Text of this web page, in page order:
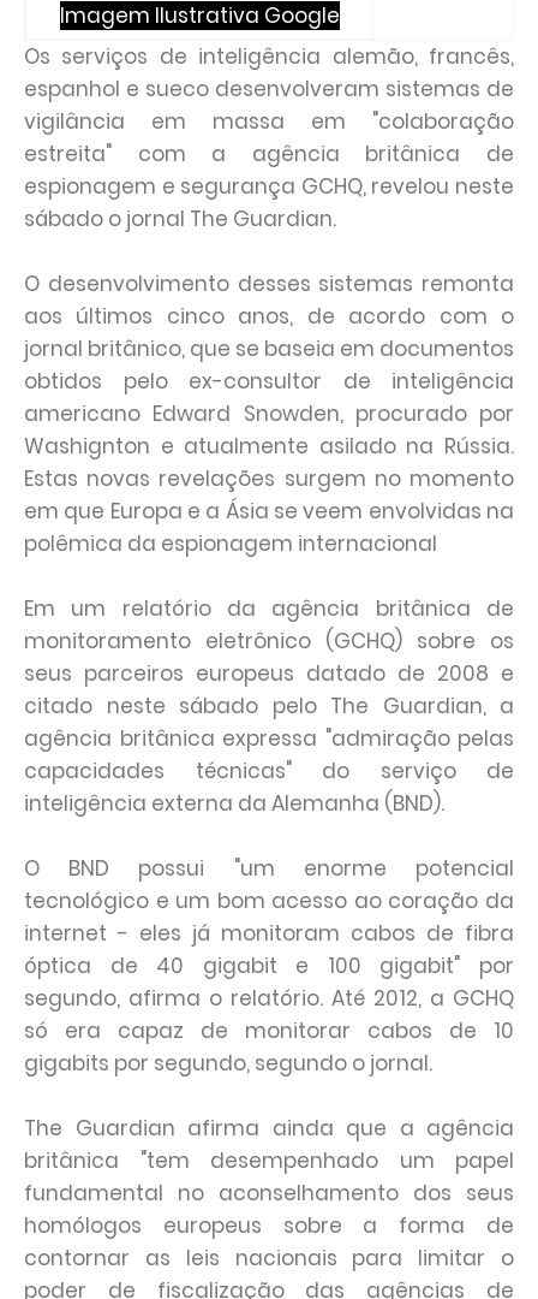
Imagem Ilustrativa Google
Os serviços de inteligência alemão, francês,
espanhol e sueco desenvolveram sistemas de
vigilância em massa em "colaboração
estreita" com a agência britânica de
espionagem e segurança GCHQ, revelou neste
sábado o jornal The Guardian.
O desenvolvimento desses sistemas remonta
aos últimos cinco anos, de acordo com o
jornal britânico, que se baseia em documentos
obtidos pelo ex-consultor de inteligência
americano Edward Snowden, procurado por
Washignton e atualmente asilado na Rússia.
Estas novas revelações surgem no momento
em que Europa e a Ásia se veem envolvidas na
polêmica da espionagem internacional
Em um relatório da agência britânica de
monitoramento eletrônico (GCHQ) sobre os
seus parceiros europeus datado de 2008 e
citado neste sábado pelo The Guardian, a
agência britânica expressa "admiração pelas
capacidades técnicas" do serviço de
inteligência externa da Alemanha (BND).
O BND possui "um enorme potencial
tecnológico e um bom acesso ao coração da
internet - eles já monitoram cabos de fibra
óptica de 40 gigabit e 100 gigabit" por
segundo, afirma o relatório. Até 2012, a GCHQ
só era capaz de monitorar cabos de 10
gigabits por segundo, segundo o jornal.
The Guardian afirma ainda que a agência
britânica "tem desempenhado um papel
fundamental no aconselhamento dos seus
homólogos europeus sobre a forma de
contornar as leis nacionais para limitar o
poder de fiscalização das agências de